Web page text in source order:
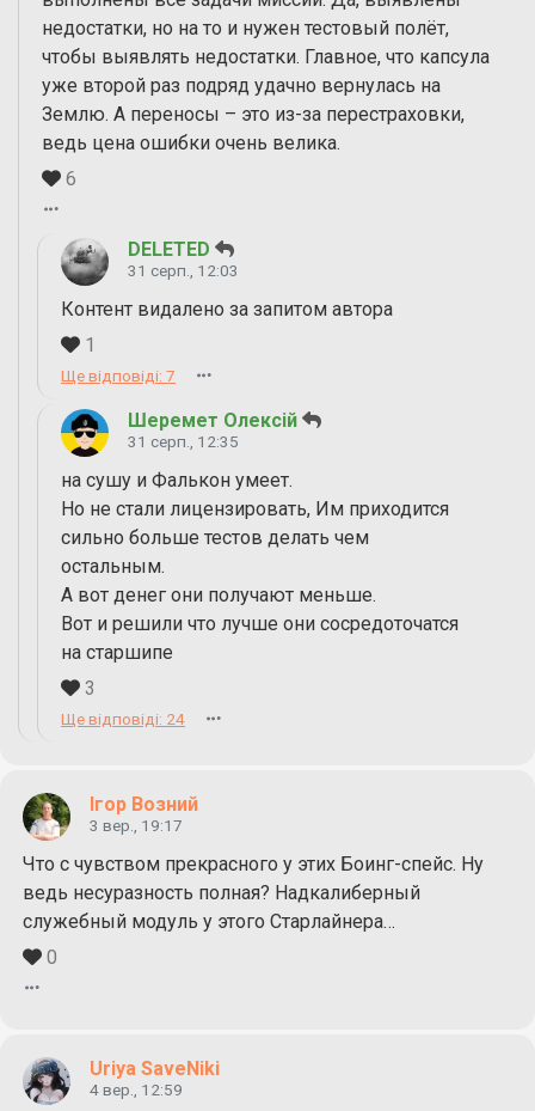
недостатки, но на то и нужен тестовый полёт,
чтобы выявлять недостатки. Главное, что капсула
уже второй раз подряд удачно вернулась на
Землю. А переносы – это из-за перестраховки,
ведь цена ошибки очень велика.
6
DELETED
31 серп., 12:03
Контент видалено за запитом автора
1
Ще відповіді: 7
Шеремет Олексій
31 серп., 12:35
на сушу и Фалькон умеет.
Но не стали лицензировать, Им приходится
сильно больше тестов делать чем
остальным.
А вот денег они получают меньше.
Вот и решили что лучше они сосредоточатся
на старшипе
3
Ще відповіді: 24
Ігор Возний
3 вер., 19:17
Что с чувством прекрасного у этих Боинг-спейс. Ну
ведь несуразность полная? Надкалиберный
служебный модуль у этого Старлайнера…
0
Uriya SaveNiki
4 вер., 12:59